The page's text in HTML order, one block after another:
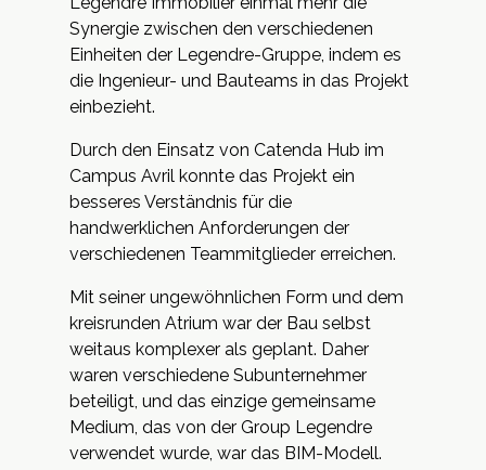
Synergie zwischen den verschiedenen
Einheiten der Legendre-Gruppe, indem es
die Ingenieur- und Bauteams in das Projekt
einbezieht.
Durch den Einsatz von Catenda Hub im
Campus Avril konnte das Projekt ein
besseres Verständnis für die
handwerklichen Anforderungen der
verschiedenen Teammitglieder erreichen.
Mit seiner ungewöhnlichen Form und dem
kreisrunden Atrium war der Bau selbst
weitaus komplexer als geplant. Daher
waren verschiedene Subunternehmer
beteiligt, und das einzige gemeinsame
Medium, das von der Group Legendre
verwendet wurde, war das BIM-Modell.